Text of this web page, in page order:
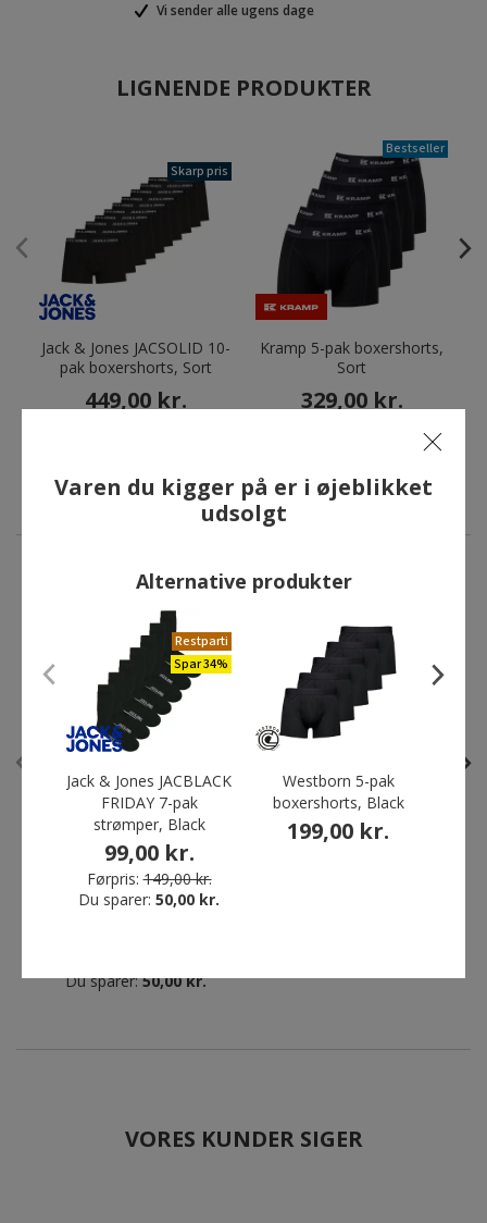
Vi sender alle ugens dage
LIGNENDE PRODUKTER
Skarp pris
Jack & Jones JACSOLID 10-
pak boxershorts, Sort
449,00 kr.
Bestseller
Kramp 5-pak boxershorts,
Sort
329,00 kr.
ANDRE HAR OGSÅ KØBT
Restparti
Spar 34%
Jack & Jones JACBLACK
FRIDAY 7-pak strømper,
Black
Du sparer:50,00 kr.
Restparti
Varen du kigger på er i øjeblikket
udsolgt
Alternative produkter
Restparti
Spar 34%
Jack & Jones JACBLACK
FRIDAY 7-pak
strømper, Black
99,00 kr.
Førpris: 149,00 kr.
Du sparer: 50,00 kr.
Westborn 5-pak
boxershorts, Black
199,00 kr.
VORES KUNDER SIGER